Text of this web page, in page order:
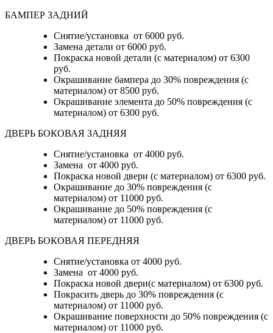
БАМПЕР ЗАДНИЙ
Снятие/установка от 6000 руб.
Замена детали от 6000 руб.
Покраска новой детали (с материалом) от 6300
руб.
Окрашивание бампера до 30% повреждения (с
материалом) от 8500 руб.
Окрашивание элемента до 50% повреждения (с
материалом) от 6300 руб.
ДВЕРЬ БОКОВАЯ ЗАДНЯЯ
Снятие/установка от 4000 руб.
Замена от 4000 руб.
Покраска новой двери (с материалом) от 6300 руб.
Окрашивание до 30% повреждения (с
материалом) от 11000 руб.
Окрашивание до 50% повреждения (с
материалом) от 11000 руб.
ДВЕРЬ БОКОВАЯ ПЕРЕДНЯЯ
Снятие/установка от 4000 руб.
Замена от 4000 руб.
Покраска новой двери(с материалом) от 6300 руб.
Покрасить дверь до 30% повреждения (с
материалом) от 11000 руб.
Окрашивание поверхности до 50% повреждения (с
материалом) от 11000 руб.